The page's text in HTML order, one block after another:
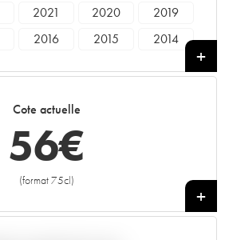
2021 2020
2019
2016 2015
2014
2001
1996
Cote actuelle
56€
(format 75cl)
+